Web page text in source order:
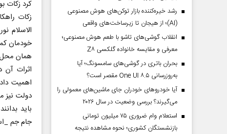
کرد زکات
زکات
الاسلام
خودمان
همان محل
اثرات آن
اهمیت
دولت نیز
باید
جام جم
رشد خیره‌کننده بازار توکن‌های هوش مصنوعی
(AI)؛ از هیجان تا زیرساخت‌های واقعی
انقلاب گوشی‌های تاشو‌ با طعم هوش مصنوعی؛
معرفی و مقایسه خانواده گلکسی Z۸
بحران باتری در گوشی‌های سامسونگ؛ آیا
به‌روزرسانی One UI ۸.۵ مقصر است؟
آیا خودروهای خودران جای ماشین‌های معمولی را
می‌گیرند؟ بررسی وضعیت در سال ۲۰۲۶
استعلام وام ضروری ۷۵ میلیون تومانی
بازنشستگان کشوری؛ نحوه مشاهده نتیجه